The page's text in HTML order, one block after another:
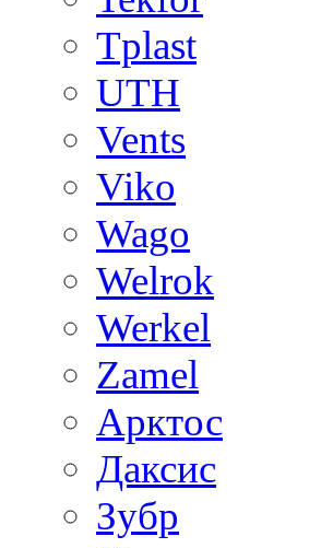
Tplast
UTH
Vents
Viko
Wago
Welrok
Werkel
Zamel
Арктос
Даксис
Зубр